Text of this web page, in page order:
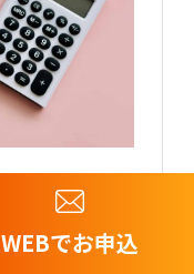
WEBでお申込